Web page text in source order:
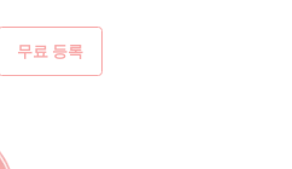
무료 등록